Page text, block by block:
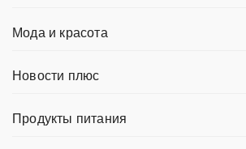
Мода и красота
Новости плюс
Продукты питания